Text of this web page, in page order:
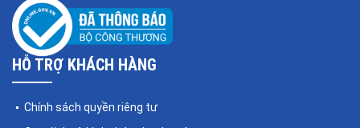
HỖ TRỢ KHÁCH HÀNG
Chính sách quyền riêng tư